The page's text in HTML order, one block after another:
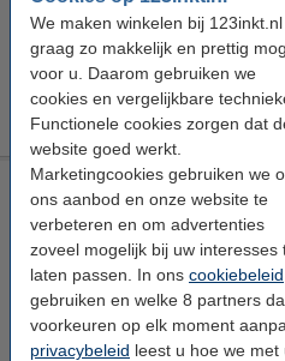
We maken winkelen bij 123inkt.nl
graag zo makkelijk en prettig
voor u. Daarom gebruiken we
cookies en vergelijkbare
Functionele cookies zorgen dat
website goed werkt.
Marketingcookies gebruiken we
ons aanbod en onze website te
verbeteren en om advertenties
zoveel mogelijk bij uw interesses
laten passen. In ons cookiebeleid
gebruiken en welke 8 partners
voorkeuren op elk moment
privacybeleid leest u hoe we
€ 12,95
Tip: verpakkingstape dispenser
123inkt verpakkingstapedispenser
€ 7,95
Tesa Professional zelfklevende
mm x 30 m
Tesa
Bekijk de
Direct leverbaar
Morgen in huis